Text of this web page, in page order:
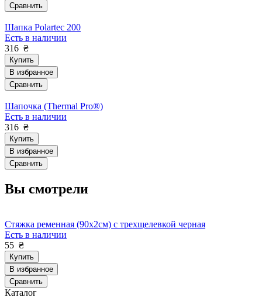
Сравнить
Шапка Polartec 200
Есть в наличии
316 ₴
Купить
В избранное
Сравнить
Шапочка (Thermal Pro®)
Есть в наличии
316 ₴
Купить
В избранное
Сравнить
Вы смотрели
Стяжка ременная (90х2см) с трехщелевкой черная
Есть в наличии
55 ₴
Купить
В избранное
Сравнить
Каталог